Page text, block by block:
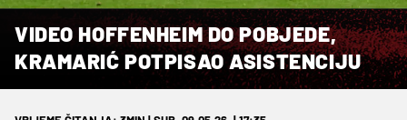
VIDEO HOFFENHEIM DO POBJEDE,
KRAMARIĆ POTPISAO ASISTENCIJU